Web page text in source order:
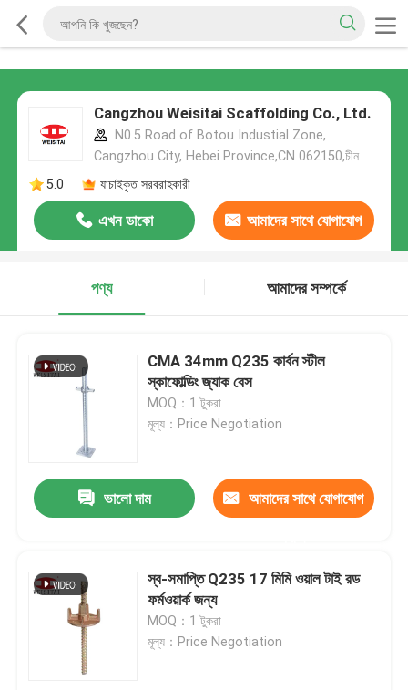
Cangzhou Weisitai Scaffolding Co., Ltd.
N0.5 Road of Botou Industial Zone,
Cangzhou City, Hebei Province,CN 062150,চীন
5.0
যাচাইকৃত সরবরাহকারী
এখন ডাকো আমাদের সাথে যোগাযোগ
পণ্য
আমাদের সম্পর্কে
CMA 34mm Q235 কার্বন স্টীল
স্কাফোল্ডিং জ্যাক বেস
MOQ：1 টুকরা
মূল্য：Price Negotiation
ভালো দাম আমাদের সাথে যোগাযোগ
স্ব-সমাপ্তি Q235 17 মিমি ওয়াল টাই রড
ফর্মওয়ার্ক জন্য
MOQ：1 টুকরা
মূল্য：Price Negotiation